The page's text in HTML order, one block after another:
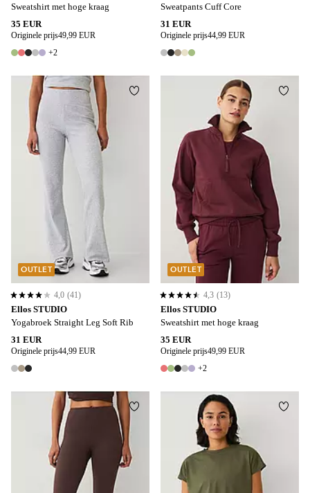
Sweatshirt met hoge kraag
35 EUR
Originele prijs49,99 EUR
7 kleuren
+2
Sweatpants Cuff Core
31 EUR
Originele prijs44,99 EUR
5 kleuren
Ellos STUDIO
Yogabroek Straight Leg Soft Rib
31 EUR
Originele prijs44,99 EUR
3 kleuren
4,0 op basis van 41 beoordelingen
4,0 (41)
OUTLET
Toevoegen aan favorieten
Ellos STUDIO
Sweatshirt met hoge kraag
35 EUR
Originele prijs49,99 EUR
7 kleuren
+2
4,3 op basis van 13 beoordelingen
4,3 (13)
OUTLET
Toevoegen aan favorieten